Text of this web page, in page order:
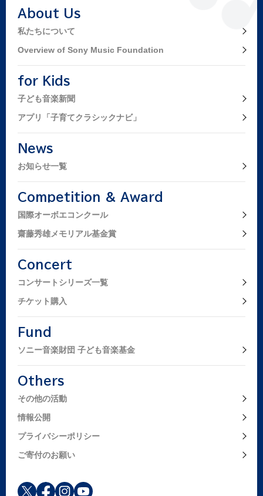
About Us
私たちについて
Overview of Sony Music Foundation
Concert
コンサートシリーズ一覧
チケット購入
for Kids
子ども音楽新聞
アプリ「子育てクラシックナビ」
Fund
ソニー音楽財団 子ども音楽基金
News
お知らせ一覧
Others
その他の活動
情報公開
プライバシーポリシー
ご寄付のお願い
Competition & Award
国際オーボエコンクール
齋藤秀雄メモリアル基金賞